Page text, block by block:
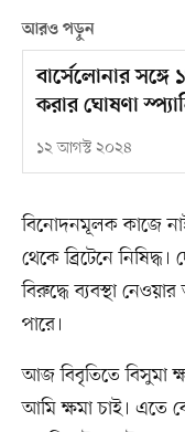
আরও পড়ুন
বার্সেলোনার সঙ্গে
করার ঘোষণা
১২ আগস্ট ২০২৪
বিনোদনমূলক কাজে
থেকে ব্রিটেনে
বিরুদ্ধে ব্যবস্থা
পারে।
আজ বিবৃতিতে বিসুমা
আমি ক্ষমা চাই। এতে